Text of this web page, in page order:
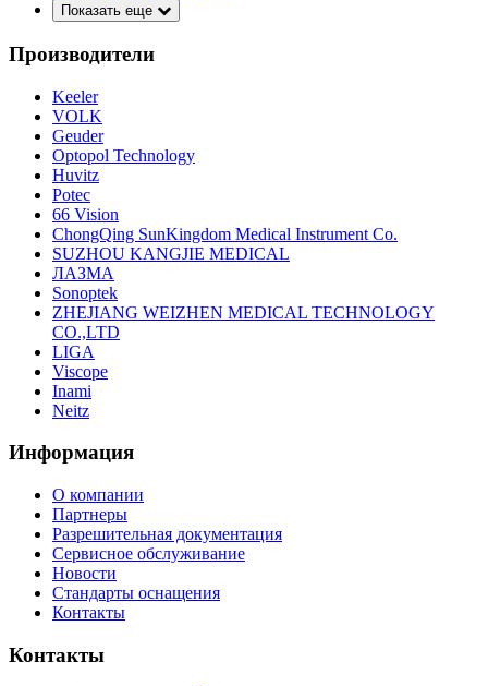
Показать еще
Производители
Keeler
VOLK
Geuder
Optopol Technology
Huvitz
Potec
66 Vision
ChongQing SunKingdom Medical Instrument Co.
SUZHOU KANGJIE MEDICAL
ЛАЗМА
Sonoptek
ZHEJIANG WEIZHEN MEDICAL TECHNOLOGY
CO.,LTD
LIGA
Viscope
Inami
Neitz
Информация
О компании
Партнеры
Разрешительная документация
Сервисное обслуживание
Новости
Стандарты оснащения
Контакты
Контакты